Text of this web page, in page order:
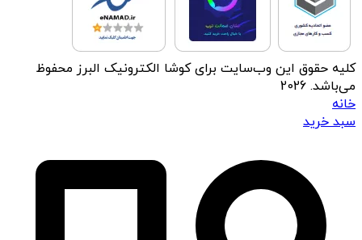
کلیه حقوق این وب‌سایت برای کوشا الکترونیک البرز محفوظ
می‌باشد. 2026
خانه
سبد خرید